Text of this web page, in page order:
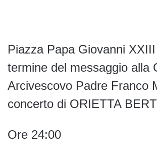
Piazza Papa Giovanni
termine del messaggio alla
Arcivescovo Padre Franco
concerto di ORIETTA
Ore 24:00